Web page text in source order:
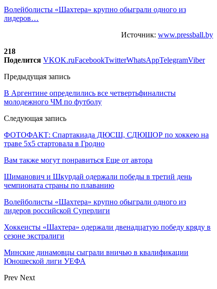
Волейболисты «Шахтера» крупно обыграли одного из
лидеров…
Источник: www.pressball.by
218
Поделится VKOK.ruFacebookTwitterWhatsAppTelegramViber
Предыдущая запись
В Аргентине определились все четвертьфиналисты
молодежного ЧМ по футболу
Следующая запись
ФОТОФАКТ: Спартакиада ДЮСШ, СДЮШОР по хоккею на
траве 5х5 стартовала в Гродно
Вам также могут понравиться Еще от автора
Шиманович и Шкурдай одержали победы в третий день
чемпионата страны по плаванию
Волейболисты «Шахтера» крупно обыграли одного из
лидеров российской Суперлиги
Хоккеисты «Шахтера» одержали двенадцатую победу кряду в
сезоне экстралиги
Минские динамовцы сыграли вничью в квалификации
Юношеской лиги УЕФА
Prev Next